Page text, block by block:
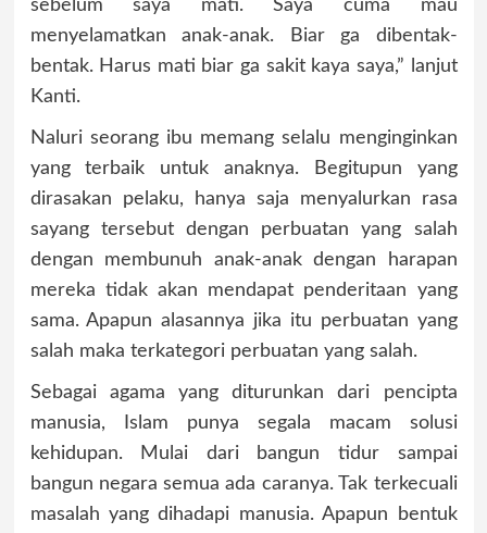
sebelum saya mati. Saya cuma mau
menyelamatkan anak-anak. Biar ga dibentak-
bentak. Harus mati biar ga sakit kaya saya,” lanjut
Kanti.
Naluri seorang ibu memang selalu menginginkan
yang terbaik untuk anaknya. Begitupun yang
dirasakan pelaku, hanya saja menyalurkan rasa
sayang tersebut dengan perbuatan yang salah
dengan membunuh anak-anak dengan harapan
mereka tidak akan mendapat penderitaan yang
sama. Apapun alasannya jika itu perbuatan yang
salah maka terkategori perbuatan yang salah.
Sebagai agama yang diturunkan dari pencipta
manusia, Islam punya segala macam solusi
kehidupan. Mulai dari bangun tidur sampai
bangun negara semua ada caranya. Tak terkecuali
masalah yang dihadapi manusia. Apapun bentuk